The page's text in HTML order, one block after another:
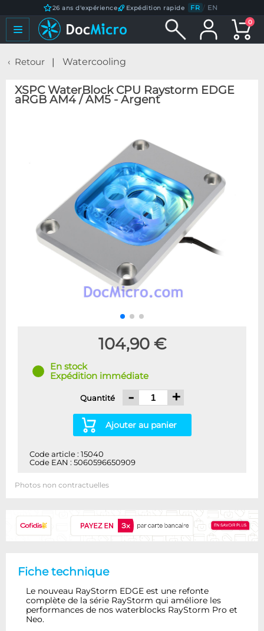
26 ans d'expérience Expédition rapide FR / EN
0
Retour Watercooling
XSPC WaterBlock CPU Raystorm EDGE
aRGB AM4 / AM5 - Argent
104,90 €
En stock
Expédition immédiate
Quantité - +
Ajouter au panier
Code article : 15040
Code EAN : 5060596650909
Photos non contractuelles
Fiche technique
Le nouveau RayStorm EDGE est une refonte
complète de la série RayStorm qui améliore les
performances de nos waterblocks RayStorm Pro et
Neo.